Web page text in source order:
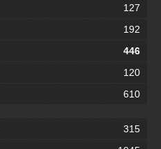
127
192
446
120
610
315